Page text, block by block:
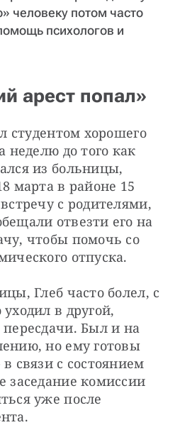
человеку потом часто
психологов и
арест попал»
студентом хорошего
неделю до того как
из больницы,
марта в районе 15
с родителями,
отвезти его на
чтобы помочь со
отпуска.
Глеб часто болел, с
в другой,
Был и на
но ему готовы
связи с состоянием
заседание комиссии
уже после